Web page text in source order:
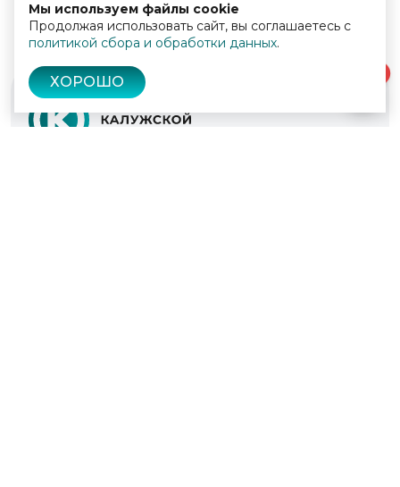
Мы используем файлы cookie
Продолжая использовать сайт, вы соглашаетесь с
политикой сбора и обработки данных.
ХОРОШО